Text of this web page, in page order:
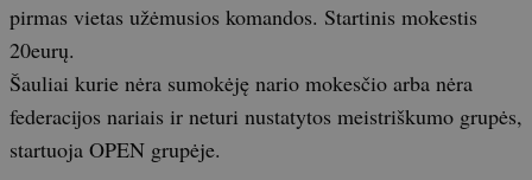
pirmas vietas užėmusios komandos. Startinis mokestis
20eurų.
Šauliai kurie nėra sumokėję nario mokesčio arba nėra
federacijos nariais ir neturi nustatytos meistriškumo grupės,
startuoja OPEN grupėje.